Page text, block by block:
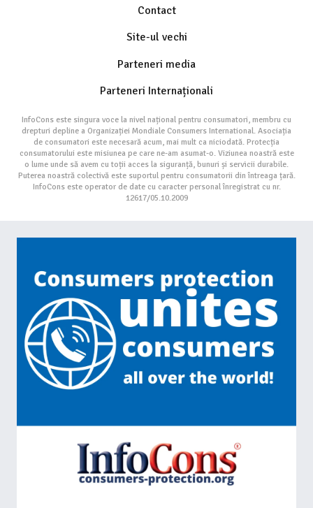
Contact
Site-ul vechi
Parteneri media
Parteneri Internaționali
InfoCons este singura voce la nivel național pentru consumatori, membru cu
drepturi depline a Organizației Mondiale Consumers International. Asociația
de consumatori este necesară acum, mai mult ca niciodată. Protecția
consumatorului este misiunea pe care ne-am asumat-o. Viziunea noastră este
o lume unde să avem cu toții acces la siguranță, bunuri și servicii durabile.
Puterea noastră colectivă este suportul pentru consumatorii din întreaga țară.
InfoCons este operator de date cu caracter personal înregistrat cu nr.
12617/05.10.2009